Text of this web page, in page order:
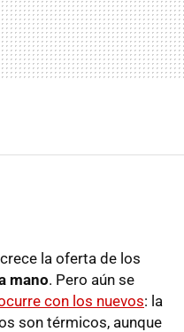
la oferta de los
mano. Pero aún se
con los nuevos: la
son térmicos, aunque